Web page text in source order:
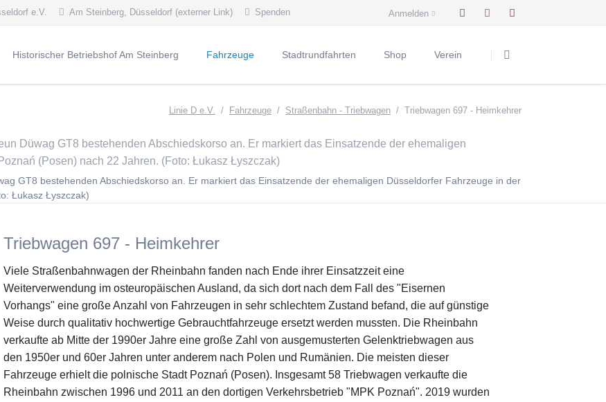
e.V. Am Steinberg, Düsseldorf (externer Link) Spenden Anmelden
überspringen
Meldungen
Historischer Betriebshof Am Steinberg
Oldtimerlinie 714
Vision
Geschichte
Denkmalschutz
Fahrzeuge
Straßenbahn - Beiwagen
Straßenbahn - Arbeitstriebwagen
Straßenbahn - Arbeitsbeiwagen
Straßenfahrzeuge - Busse
Straßenfahrzeuge - Wirtschaftsfahrzeuge
Fahrzeugblog
Mercedes-Benz O405 Nr. 6005
DüWag GT8SU-Speisewagen Nr. 3101
Stadtrundfahrten
Kaffeefahrt mit KÖ & Co
Heinemann & NiKÖlaus
Blick hinter die Kulissen
Nikolausfahrt
Osterfahrt
Shop Verein
AG Archiv & Dokumentation
Mitglied werden
Spenden
Häufige Fragen
Partner, Freunde & Mitglieder
Bergische Museumsbahn
Duisburger Verkehrsgesellschaft AG
Stadtwerke Neuss GmbH
Linie D e.V. Fahrzeuge Straßenbahn - Triebwagen Triebwagen 697 - Heimkehrer
GT8 bestehenden Abschiedskorso an. Er markiert das Einsatzende der ehemaligen Düsseldorfer Fahrzeuge in der
Łukasz Łyszczak)
Triebwagen 697 - Heimkehrer
Viele Straßenbahnwagen der Rheinbahn fanden nach Ende ihrer Einsatzzeit eine
Weiterverwendung im osteuropäischen Ausland, da sich dort nach dem Fall des "Eisernen
Vorhangs" eine große Anzahl von Fahrzeugen in sehr schlechtem Zustand befand, die auf günstige
Weise durch qualitativ hochwertige Gebrauchtfahrzeuge ersetzt werden mussten. Die Rheinbahn
verkaufte ab Mitte der 1990er Jahre eine große Zahl von ausgemusterten Gelenktriebwagen aus
den 1950er und 60er Jahren unter anderem nach Polen und Rumänien. Die meisten dieser
Fahrzeuge erhielt die polnische Stadt Poznań (Posen). Insgesamt 58 Triebwagen verkaufte die
Rheinbahn zwischen 1996 und 2011 an den dortigen Verkehrsbetrieb "MPK Poznań". 2019 wurden